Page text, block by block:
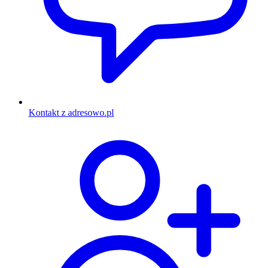
Kontakt z adresowo.pl